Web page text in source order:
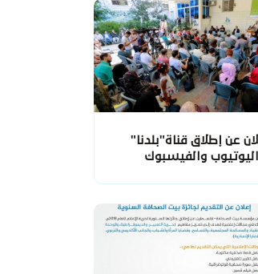
عن إطلاق قناة"بلدنا"
اليوتيوب والفيسبوك